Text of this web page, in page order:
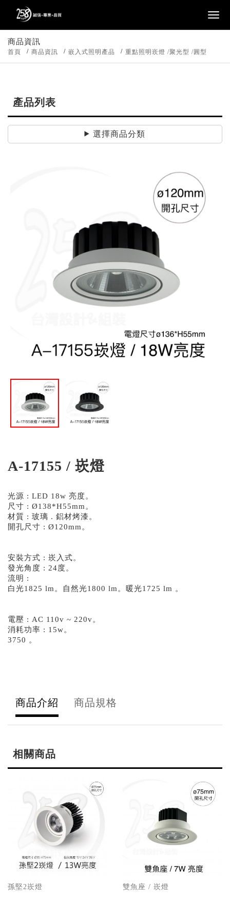
商品資訊
首頁 商品資訊 嵌入式照明產品 重點照明崁燈 /聚光型 /圓型
產品列表
選擇商品分類
A-17155 / 崁燈
光源 : LED 18w 亮度。
尺寸 : Ø138*H55mm。
材質 : 玻璃 . 鋁材烤漆。
開孔尺寸 : Ø120mm。
安裝方式 : 崁入式。
發光角度 : 24度。
流明 :
白光1825 lm。自然光1800 lm。暖光1725 lm 。
電壓 : AC 110v ~ 220v。
消耗功率 : 15w。
3750 。
商品介紹 商品規格
相關商品
孫堅2崁燈 雙魚座 / 崁燈